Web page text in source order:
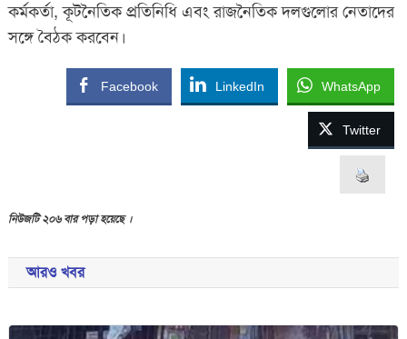
কর্মকর্তা, কূটনৈতিক প্রতিনিধি এবং রাজনৈতিক দলগুলোর নেতাদের
সঙ্গে বৈঠক করবেন।
Facebook LinkedIn WhatsApp
Twitter
নিউজটি ২০৬ বার পড়া হয়েছে ।
আরও খবর